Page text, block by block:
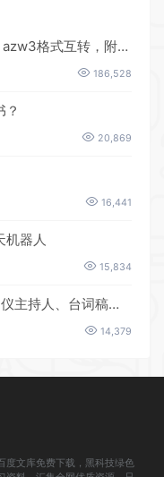
转，附海量电子书籍资源
186,528
？
20,869
16,441
机器人
15,834
日、晚会、开场、开场白素材
14,379
度文库免费下载，黑科技绿色